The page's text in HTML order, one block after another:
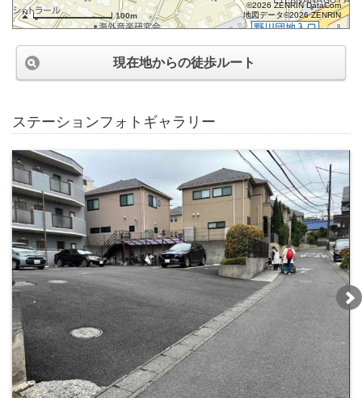
100m
©2026 ZENRIN DataCom
地図データ©2026 ZENRIN
現在地からの徒歩ルート
ステーションフォトギャラリー